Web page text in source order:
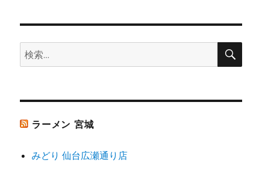
ン
検
索:
検
ラーメン 宮城
みどり 仙台広瀬通り店